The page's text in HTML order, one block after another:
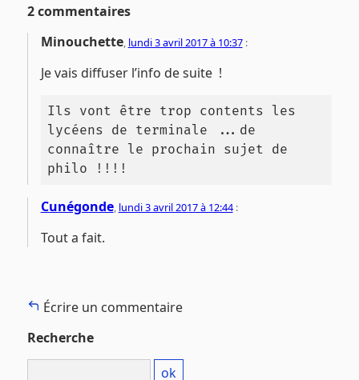
2 commentaires
Minouchette, lundi 3 avril 2017 à 10:37:
Je vais diffuser l’info de suite !
Ils vont être trop contents les
lycéens de terminale ...de
connaître le prochain sujet de
philo !!!!
Cunégonde, lundi 3 avril 2017 à 12:44:
Tout a fait.
Écrire un commentaire
Recherche